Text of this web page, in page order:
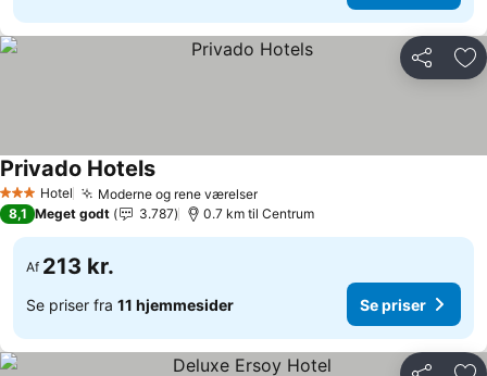
Del
3 StjernerHotel Moderne og rene værelser
Privado Hotels
8,1 Meget godt 3.787 0.7 km til Centrum
Af 213 kr.
Se priser fra 11 hjemmesider Se priser